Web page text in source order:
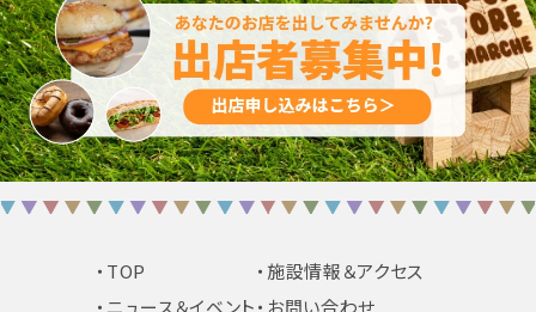
・TOP
・ニュース＆イベント
・施設情報＆アクセス
・お問い合わせ